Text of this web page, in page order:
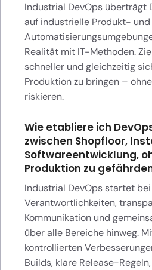
Industrial DevOps überträgt
auf industrielle Produkt- und
Realität mit IT-Methoden.
schneller und gleichzeitig
Produktion zu bringen –
riskieren.
Wie etabliere ich
zwischen Shopfloor,
Softwareentwicklung,
Produktion zu
Industrial DevOps startet
Verantwortlichkeiten,
Kommunikation und
über alle Bereiche hinweg.
kontrollierten
Builds, klare Release-